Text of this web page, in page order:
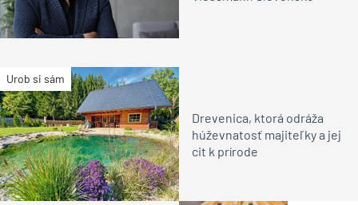
Urob si sám
Drevenica, ktorá odráža
húževnatosť majiteľky a jej
cit k prírode